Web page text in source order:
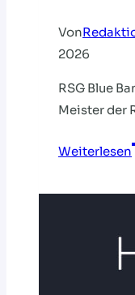
Von
2026
RSG Blue
Meister der
Weiterlesen